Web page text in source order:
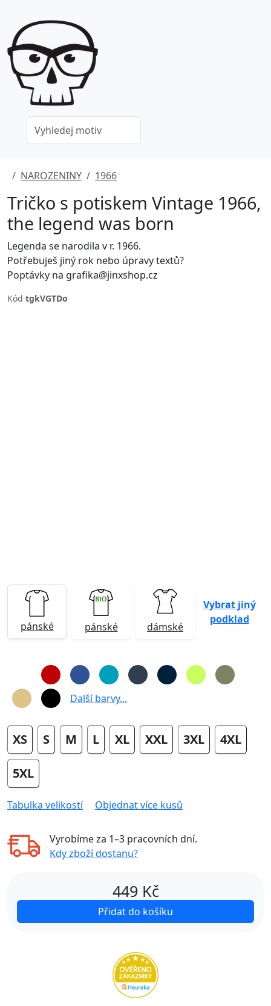
NAROZENINY 1966
Tričko s potiskem Vintage 1966,
the legend was born
Legenda se narodila v r. 1966.
Potřebuješ jiný rok nebo úpravy textů?
Poptávky na grafika@jinxshop.cz
Kód tgkVGTDo
pánské pánské dámské
Vybrat jiný
podklad
Další barvy...
XS S M L XL XXL 3XL 4XL
5XL
Tabulka velikostí Objednat více kusů
Vyrobíme za 1–3 pracovních dní.
Kdy zboží dostanu?
449 Kč
Přidat do košíku